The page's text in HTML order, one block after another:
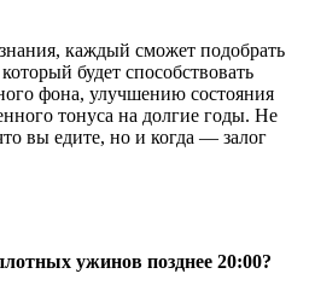
каждый сможет подобрать
будет способствовать
фона, улучшению состояния
тонуса на долгие годы. Не
вы едите, но и когда — залог
ужинов позднее 20:00?